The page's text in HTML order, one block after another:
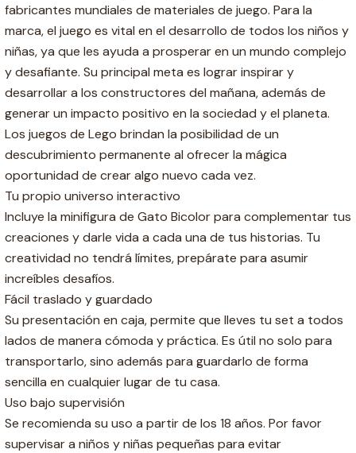
fabricantes mundiales de materiales de juego. Para la
marca, el juego es vital en el desarrollo de todos los niños y
niñas, ya que les ayuda a prosperar en un mundo complejo
y desafiante. Su principal meta es lograr inspirar y
desarrollar a los constructores del mañana, además de
generar un impacto positivo en la sociedad y el planeta.
Los juegos de Lego brindan la posibilidad de un
descubrimiento permanente al ofrecer la mágica
oportunidad de crear algo nuevo cada vez.
Tu propio universo interactivo
Incluye la minifigura de Gato Bicolor para complementar tus
creaciones y darle vida a cada una de tus historias. Tu
creatividad no tendrá límites, prepárate para asumir
increíbles desafíos.
Fácil traslado y guardado
Su presentación en caja, permite que lleves tu set a todos
lados de manera cómoda y práctica. Es útil no solo para
transportarlo, sino además para guardarlo de forma
sencilla en cualquier lugar de tu casa.
Uso bajo supervisión
Se recomienda su uso a partir de los 18 años. Por favor
supervisar a niños y niñas pequeñas para evitar